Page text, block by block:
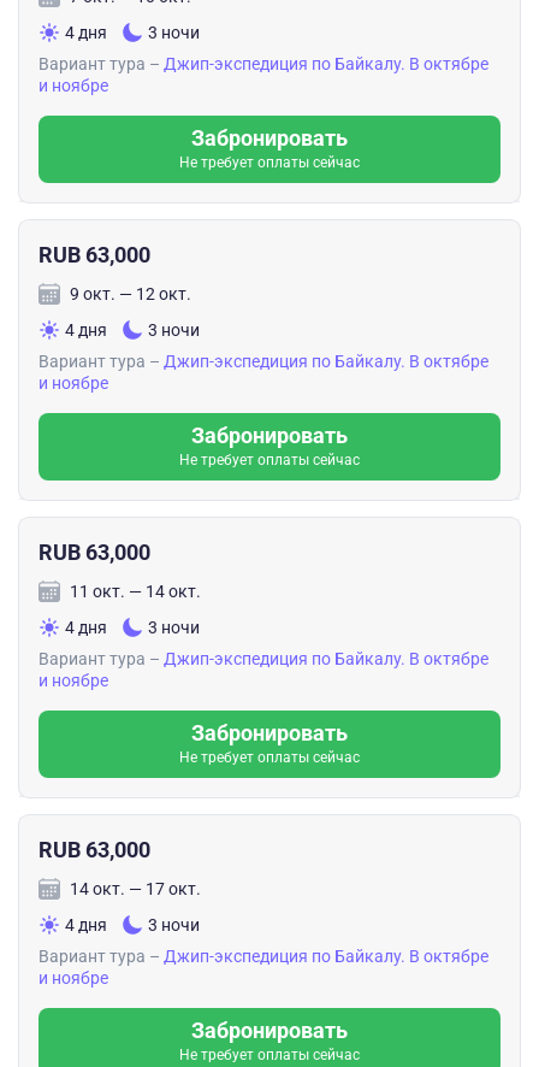
4 дня
3 ночи
Вариант тура – Джип-экспедиция по Байкалу. В октябре
и ноябре
Забронировать
Не требует оплаты сейчас
RUB 63,000
9 окт. — 12 окт.
4 дня
3 ночи
Вариант тура – Джип-экспедиция по Байкалу. В октябре
и ноябре
Забронировать
Не требует оплаты сейчас
RUB 63,000
11 окт. — 14 окт.
4 дня
3 ночи
Вариант тура – Джип-экспедиция по Байкалу. В октябре
и ноябре
Забронировать
Не требует оплаты сейчас
RUB 63,000
14 окт. — 17 окт.
4 дня
3 ночи
Вариант тура – Джип-экспедиция по Байкалу. В октябре
и ноябре
Забронировать
Не требует оплаты сейчас